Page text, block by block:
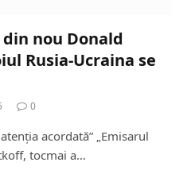
din nou Donald
Rusia-Ucraina se
0
acordată” „Emisarul
tocmai a…